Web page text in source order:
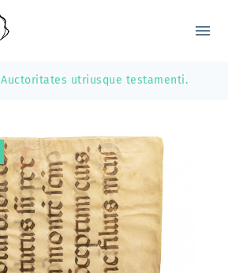
menu
Auctoritates utriusque testamenti.